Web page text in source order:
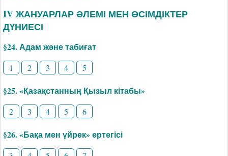
IV ЖАНУАРЛАР ӘЛЕМІ МЕН ӨСІМДІКТЕР
ДҮНИЕСІ
§24. Адам және табиғат
1 2 3 4 5
§25. «Қазақстанның Қызыл кітабы»
2 3 4 5 6
§26. «Бақа мен үйрек» ертегісі